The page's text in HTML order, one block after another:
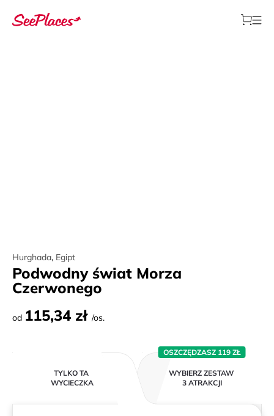
Hurghada, Egipt
Podwodny świat Morza
Czerwonego
od 115,34 zł /os.
TYLKO TA
WYCIECZKA
WYBIERZ ZESTAW
3 ATRAKCJI
OSZCZĘDZASZ 119 ZŁ